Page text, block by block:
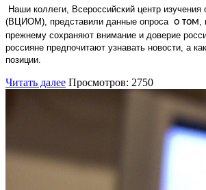
Наши коллеги, Всероссийский центр
(ВЦИОМ), представили данные опроса о том
прежнему сохраняют внимание и доверие
россияне предпочитают узнавать новости, а
позиции.
Читать далее Просмотров: 2750